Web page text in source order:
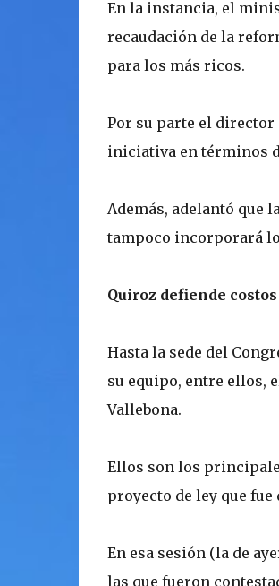
En la instancia, el
recaudación de la
para los más ricos.
Por su parte el director
iniciativa en términos
Además, adelantó que
tampoco incorporará
Quiroz defiende
Hasta la sede del
su equipo, entre ellos,
Vallebona.
Ellos son los
proyecto de ley que
En esa sesión (la de
las que fueron